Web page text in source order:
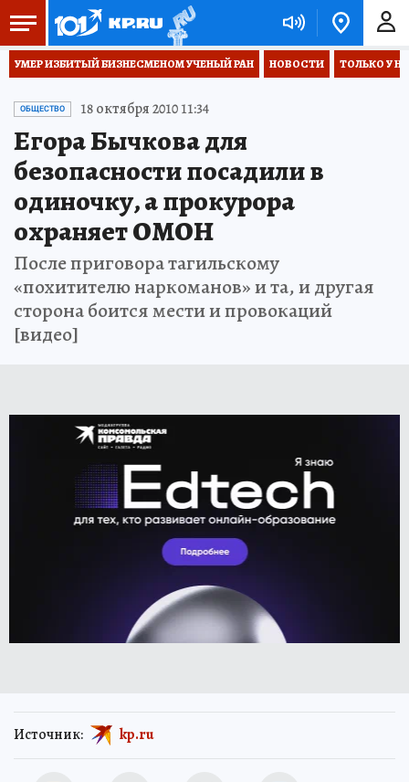
УМЕР ИЗБИТЫЙ БИЗНЕСМЕНОМ УЧЕНЫЙ РАН НОВОСТИ ТОЛЬКО У
ОБЩЕСТВО 18 октября 2010 11:34
Егора Бычкова для
безопасности посадили в
одиночку, а прокурора
охраняет ОМОН
После приговора тагильскому
«похитителю наркоманов» и та, и другая
сторона боится мести и провокаций
[видео]
Источник: kp.ru